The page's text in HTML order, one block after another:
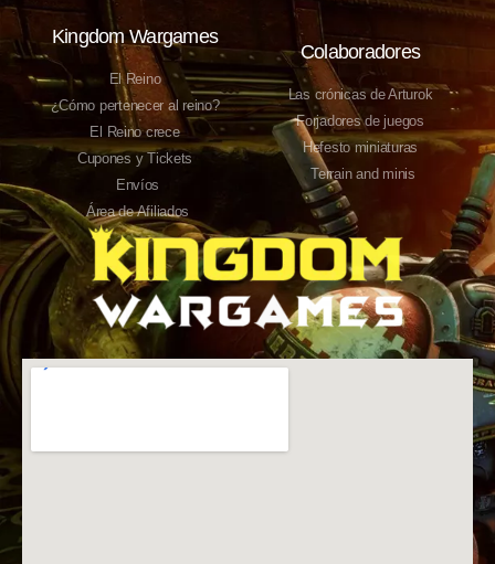
Kingdom Wargames
El Reino
¿Cómo pertenecer al reino?
El Reino crece
Cupones y Tickets
Envíos
Área de Afiliados
Colaboradores
Las crónicas de Arturok
Forjadores de juegos
Hefesto miniaturas
Terrain and minis